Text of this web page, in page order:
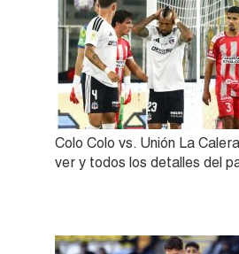
Colo Colo vs. Unión La
ver y todos los detalles del